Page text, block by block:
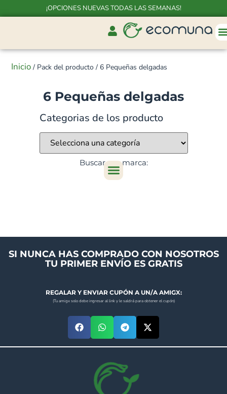
¡OPCIONES NUEVAS TODAS LAS SEMANAS!
Inicio / Pack del producto / 6 Pequeñas delgadas
6 Pequeñas delgadas
Categorias de los producto
Buscar por marca:
SI NUNCA HAS COMPRADO CON NOSOTROS
TU PRIMER ENVÍO ES GRATIS
REGALAR Y ENVIAR CUPÓN A UN/A AMIGX:
(Tu amigx solo debe ingresar al link y le saldrá para obtener el cupón)